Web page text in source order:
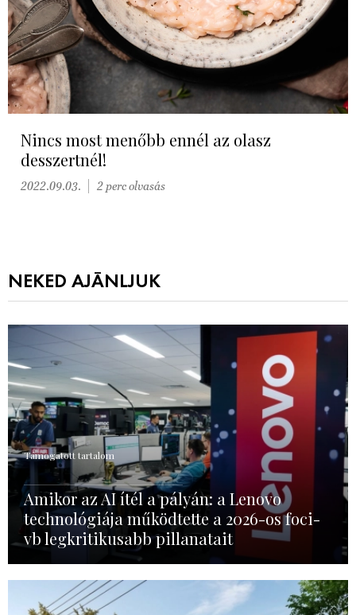
Nincs most menőbb ennél az olasz
desszertnél!
2022.09.03. 2 perc olvasás
NEKED AJÁNLJUK
Támogatott tartalom
Amikor az AI ítél a pályán: a Lenovo
technológiája működtette a 2026-os foci-
vb legkritikusabb pillanatait